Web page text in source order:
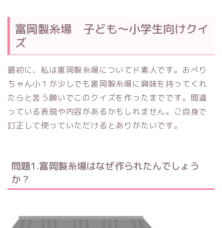
富岡製糸場 子ども～小学生向けクイ
ズ
最初に、私は富岡製糸場についてド素人です。おぺり
ちゃん小１が少しでも富岡製糸場に興味を持ってくれ
たらと言う願いでこのクイズを作ったまでです。間違
っている表現や内容があるかもしれません。ご自身で
訂正して使っていただけるとありがたいです。
問題1.富岡製糸場はなぜ作られたんでしょう
か？